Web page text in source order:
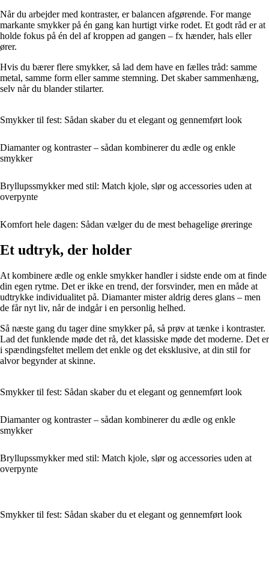
Når du arbejder med kontraster, er balancen afgørende. For mange
markante smykker på én gang kan hurtigt virke rodet. Et godt råd er at
holde fokus på én del af kroppen ad gangen – fx hænder, hals eller
ører.
Hvis du bærer flere smykker, så lad dem have en fælles tråd: samme
metal, samme form eller samme stemning. Det skaber sammenhæng,
selv når du blander stilarter.
Smykker til fest: Sådan skaber du et elegant og gennemført look
Diamanter og kontraster – sådan kombinerer du ædle og enkle
smykker
Bryllupssmykker med stil: Match kjole, slør og accessories uden at
overpynte
Komfort hele dagen: Sådan vælger du de mest behagelige øreringe
Et udtryk, der holder
At kombinere ædle og enkle smykker handler i sidste ende om at finde
din egen rytme. Det er ikke en trend, der forsvinder, men en måde at
udtrykke individualitet på. Diamanter mister aldrig deres glans – men
de får nyt liv, når de indgår i en personlig helhed.
Så næste gang du tager dine smykker på, så prøv at tænke i kontraster.
Lad det funklende møde det rå, det klassiske møde det moderne. Det er
i spændingsfeltet mellem det enkle og det eksklusive, at din stil for
alvor begynder at skinne.
Smykker til fest: Sådan skaber du et elegant og gennemført look
Diamanter og kontraster – sådan kombinerer du ædle og enkle
smykker
Bryllupssmykker med stil: Match kjole, slør og accessories uden at
overpynte
Smykker til fest: Sådan skaber du et elegant og gennemført look